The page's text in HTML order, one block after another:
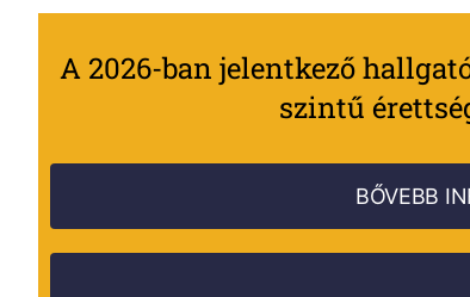
A 2026-ban jelentkező
szintű
BŐVEBB